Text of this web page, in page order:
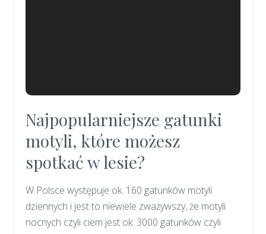
Najpopularniejsze gatunki
motyli, które możesz
spotkać w lesie?
W Polsce występuje ok. 160 gatunków motyli
dziennych i jest to niewiele zważywszy, że motyli
nocnych czyli ciem jest ok. 3000 gatunków czyli